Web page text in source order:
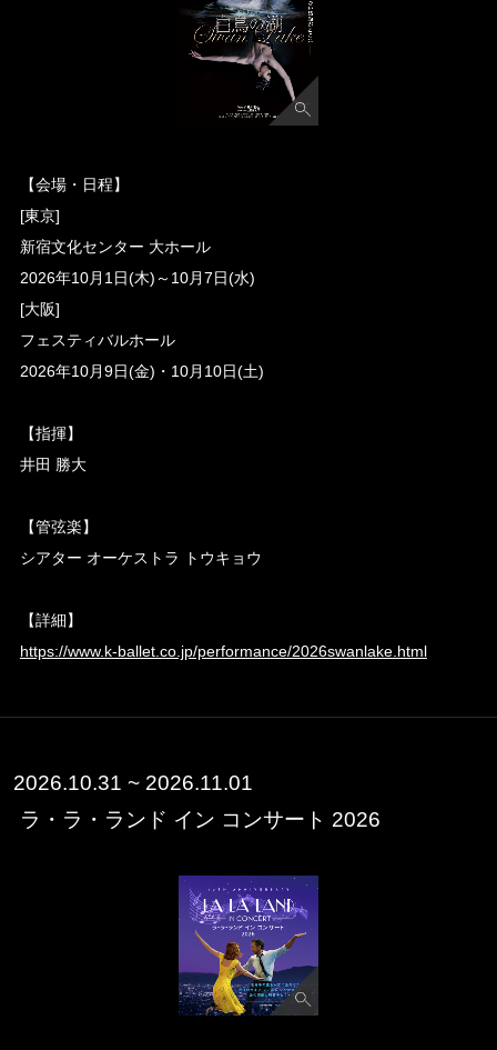
【会場・日程】
[東京]
新宿文化センター 大ホール
2026年10月1日(木)～10月7日(水)
[大阪]
フェスティバルホール
2026年10月9日(金)・10月10日(土)
【指揮】
井田 勝大
【管弦楽】
シアター オーケストラ トウキョウ
【詳細】
https://www.k-ballet.co.jp/performance/2026swanlake.html
2026.10.31 ~ 2026.11.01
ラ・ラ・ランド イン コンサート 2026